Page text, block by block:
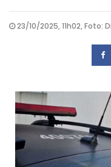
23/10/2025, 11h02, Foto: